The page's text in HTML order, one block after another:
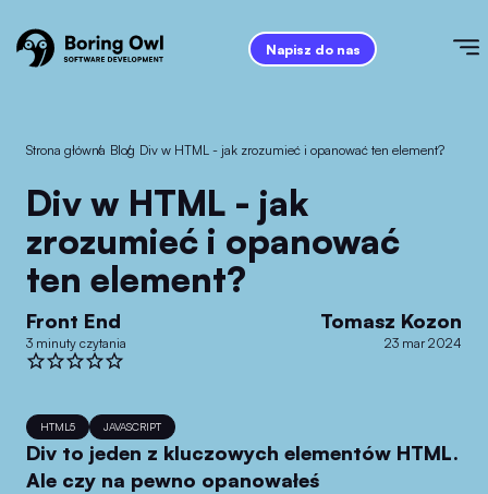
Napisz do nas
Strona główna
/ Blog
/ Div w HTML - jak zrozumieć i opanować ten element?
Div w HTML - jak
zrozumieć i opanować
ten element?
Front End
3 minuty czytania
Tomasz Kozon
23 mar 2024
HTML5 JAVASCRIPT
Div to jeden z kluczowych elementów HTML.
Ale czy na pewno opanowałeś